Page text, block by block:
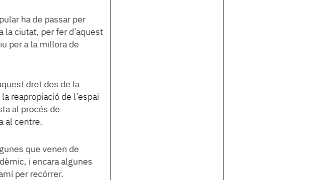
ha de passar per
la ciutat, per fer d’aquest
per a la millora de
dret des de la
reapropiació de l’espai
al procés de
al centre.
que venen de
i encara algunes
per recórrer.